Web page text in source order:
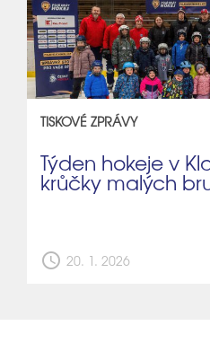
TISKOVÉ ZPRÁVY
Týden hokeje v
krůčky malých
schedule 20. 1. 2026